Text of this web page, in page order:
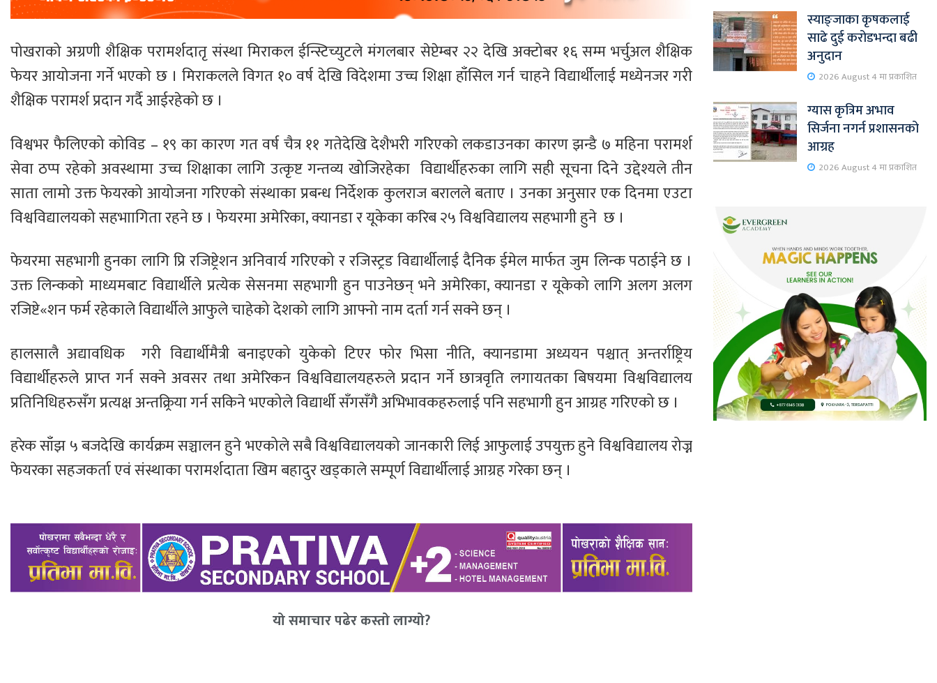
पोखराको अग्रणी शैक्षिक परामर्शदातृ संस्था मिराकल ईन्स्टिच्युटले मंगलबार सेप्टेम्बर २२ देखि अक्टोबर १६ सम्म भर्चुअल शैक्षिक
फेयर आयोजना गर्ने भएको छ । मिराकलले विगत १० वर्ष देखि विदेशमा उच्च शिक्षा हाँसिल गर्न चाहने विद्यार्थीलाई मध्येनजर गरी
शैक्षिक परामर्श प्रदान गर्दै आईरहेको छ ।
विश्वभर फैलिएको कोविड – १९ का कारण गत वर्ष चैत्र ११ गतेदेखि देशैभरी गरिएको लकडाउनका कारण झन्डै ७ महिना परामर्श
सेवा ठप्प रहेको अवस्थामा उच्च शिक्षाका लागि उत्कृष्ट गन्तव्य खोजिरहेका विद्यार्थीहरुका लागि सही सूचना दिने उद्देश्यले तीन
साता लामो उक्त फेयरको आयोजना गरिएको संस्थाका प्रबन्ध निर्देशक कुलराज बरालले बताए । उनका अनुसार एक दिनमा एउटा
विश्वविद्यालयको सहभाागिता रहने छ । फेयरमा अमेरिका, क्यानडा र यूकेका करिब २५ विश्वविद्यालय सहभागी हुने छ ।
फेयरमा सहभागी हुनका लागि प्रि रजिष्ट्रेशन अनिवार्य गरिएको र रजिस्ट्रड विद्यार्थीलाई दैनिक ईमेल मार्फत जुम लिन्क पठाईने छ ।
उक्त लिन्कको माध्यमबाट विद्यार्थीले प्रत्येक सेसनमा सहभागी हुन पाउनेछन् भने अमेरिका, क्यानडा र यूकेको लागि अलग अलग
रजिष्टे«शन फर्म रहेकाले विद्यार्थीले आफुले चाहेको देशको लागि आफ्नो नाम दर्ता गर्न सक्ने छन् ।
हालसालै अद्यावधिक गरी विद्यार्थीमैत्री बनाइएको युकेको टिएर फोर भिसा नीति, क्यानडामा अध्ययन पश्चात् अन्तर्राष्ट्रिय
विद्यार्थीहरुले प्राप्त गर्न सक्ने अवसर तथा अमेरिकन विश्वविद्यालयहरुले प्रदान गर्ने छात्रवृति लगायतका बिषयमा विश्वविद्यालय
प्रतिनिधिहरुसँग प्रत्यक्ष अन्तक्र्रिया गर्न सकिने भएकोले विद्यार्थी सँगसँगै अभिभावकहरुलाई पनि सहभागी हुन आग्रह गरिएको छ ।
हरेक साँझ ५ बजदेखि कार्यक्रम सञ्चालन हुने भएकोले सबै विश्वविद्यालयको जानकारी लिई आफुलाई उपयुक्त हुने विश्वविद्यालय रोज्न
फेयरका सहजकर्ता एवं संस्थाका परामर्शदाता खिम बहादुर खड्काले सम्पूर्ण विद्यार्थीलाई आग्रह गरेका छन् ।
यो समाचार पढेर कस्तो लाग्यो?
स्याङ्जाका कृषकलाई
साढे दुई करोडभन्दा बढी
अनुदान
2026 August 4 मा प्रकाशित
ग्यास कृत्रिम अभाव
सिर्जना नगर्न प्रशासनको
आग्रह
2026 August 4 मा प्रकाशित